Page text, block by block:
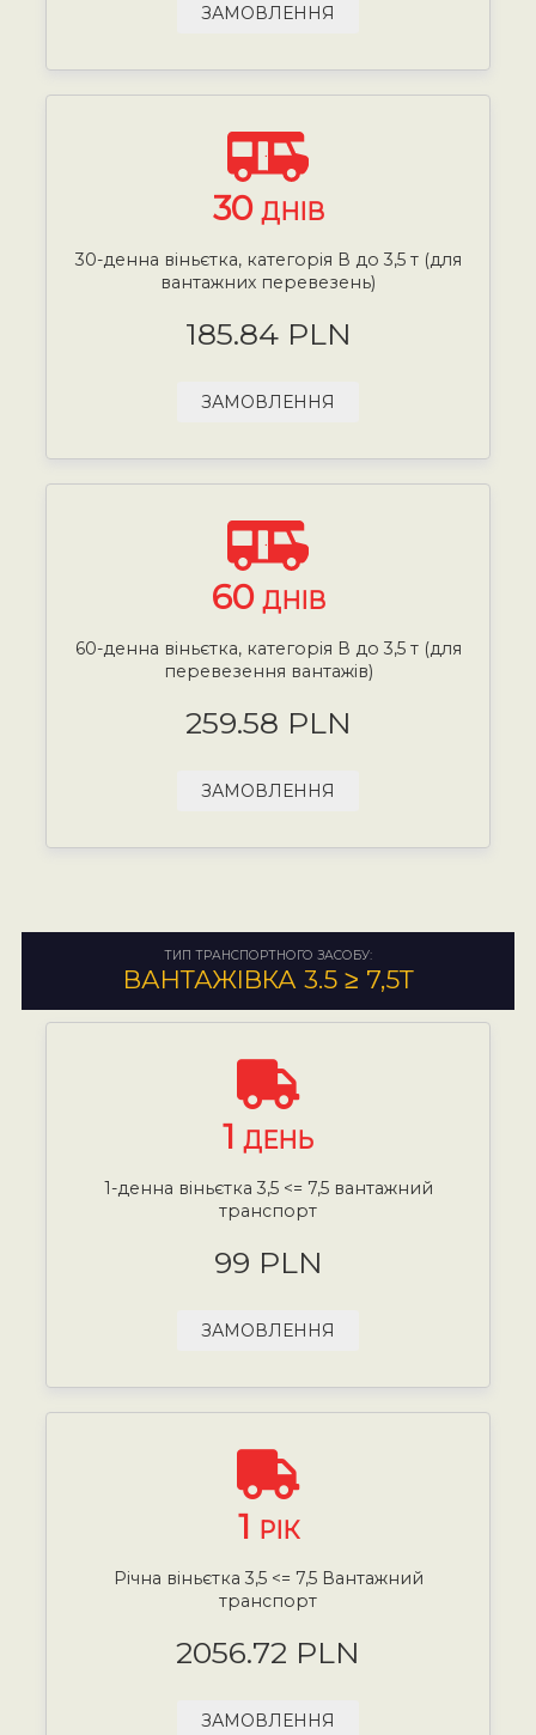
ЗАМОВЛЕННЯ
30 ДНІВ
30-денна віньєтка, категорія В до 3,5 т (для
вантажних перевезень)
185.84 PLN
ЗАМОВЛЕННЯ
60 ДНІВ
60-денна віньєтка, категорія В до 3,5 т (для
перевезення вантажів)
259.58 PLN
ЗАМОВЛЕННЯ
ТИП ТРАНСПОРТНОГО ЗАСОБУ:
ВАНТАЖІВКА 3.5 ≥ 7,5Т
1 ДЕНЬ
1-денна віньєтка 3,5 <= 7,5 вантажний
транспорт
99 PLN
ЗАМОВЛЕННЯ
1 РІК
Річна віньєтка 3,5 <= 7,5 Вантажний
транспорт
2056.72 PLN
ЗАМОВЛЕННЯ